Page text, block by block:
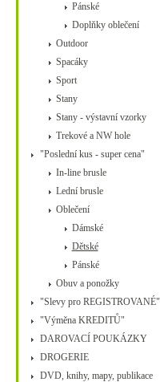
Pánské
Doplňky oblečení
Outdoor
Spacáky
Sport
Stany
Stany - výstavní vzorky
Trekové a NW hole
"Poslední kus - super cena"
In-line brusle
Lední brusle
Oblečení
Dámské
Dětské
Pánské
Obuv a ponožky
"Slevy pro REGISTROVANÉ"
"Výměna KREDITŮ"
DAROVACÍ POUKÁZKY
DROGERIE
DVD, knihy, mapy, publikace